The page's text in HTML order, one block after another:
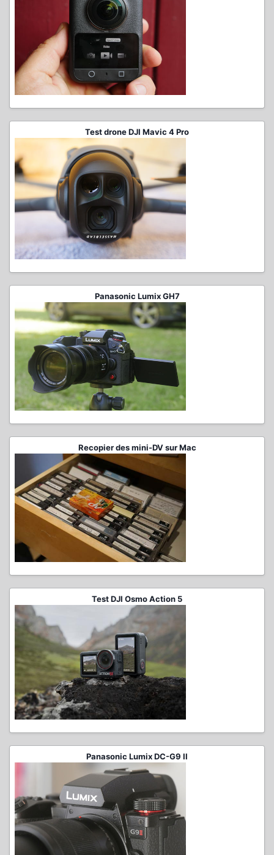
Test drone DJI Mavic 4 Pro
Panasonic Lumix GH7
Recopier des mini-DV sur Mac
Test DJI Osmo Action 5
Panasonic Lumix DC-G9 II